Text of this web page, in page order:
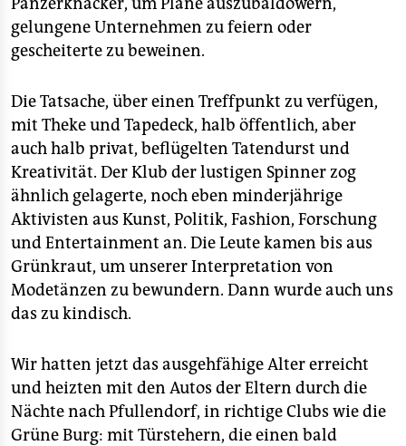
gelungene Unternehmen zu feiern oder
gescheiterte zu beweinen.
Die Tatsache, über einen Treffpunkt zu verfügen,
mit Theke und Tapedeck, halb öffentlich, aber
auch halb privat, beflügelten Tatendurst und
Kreativität. Der Klub der lustigen Spinner zog
ähnlich gelagerte, noch eben minderjährige
Aktivisten aus Kunst, Politik, Fashion, Forschung
und Entertainment an. Die Leute kamen bis aus
Grünkraut, um unserer Interpretation von
Modetänzen zu bewundern. Dann wurde auch uns
das zu kindisch.
Wir hatten jetzt das ausgehfähige Alter erreicht
und heizten mit den Autos der Eltern durch die
Nächte nach Pfullendorf, in richtige Clubs wie die
Grüne Burg: mit Türstehern, die einen bald